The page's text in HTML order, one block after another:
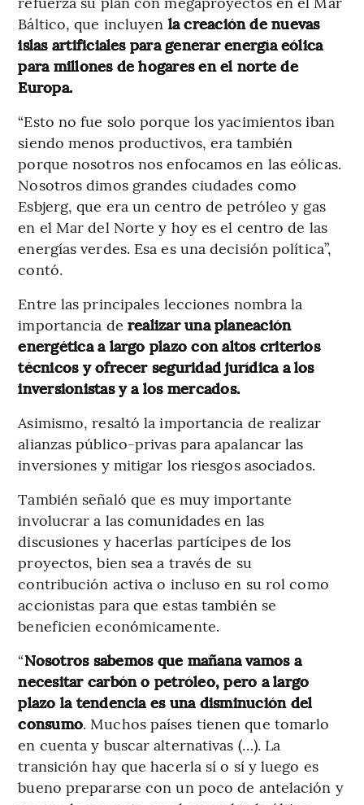
Báltico, que incluyen la creación de nuevas
islas artificiales para generar energía eólica
para millones de hogares en el norte de
Europa.
“Esto no fue solo porque los yacimientos iban
siendo menos productivos, era también
porque nosotros nos enfocamos en las eólicas.
Nosotros dimos grandes ciudades como
Esbjerg, que era un centro de petróleo y gas
en el Mar del Norte y hoy es el centro de las
energías verdes. Esa es una decisión política”,
contó.
Entre las principales lecciones nombra la
importancia de realizar una planeación
energética a largo plazo con altos criterios
técnicos y ofrecer seguridad jurídica a los
inversionistas y a los mercados.
Asimismo, resaltó la importancia de realizar
alianzas público-privas para apalancar las
inversiones y mitigar los riesgos asociados.
También señaló que es muy importante
involucrar a las comunidades en las
discusiones y hacerlas partícipes de los
proyectos, bien sea a través de su
contribución activa o incluso en su rol como
accionistas para que estas también se
beneficien económicamente.
“Nosotros sabemos que mañana vamos a
necesitar carbón o petróleo, pero a largo
plazo la tendencia es una disminución del
consumo. Muchos países tienen que tomarlo
en cuenta y buscar alternativas (…). La
transición hay que hacerla sí o sí y luego es
bueno prepararse con un poco de antelación y